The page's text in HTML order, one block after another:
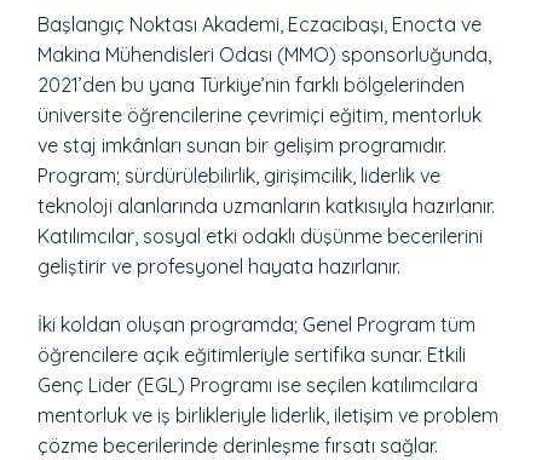
Başlangıç Noktası Akademi, Eczacıbaşı, Enocta ve
Makina Mühendisleri Odası (MMO) sponsorluğunda,
2021’den bu yana Türkiye’nin farklı bölgelerinden
üniversite öğrencilerine çevrimiçi eğitim, mentorluk
ve staj imkânları sunan bir gelişim programıdır.
Program; sürdürülebilirlik, girişimcilik, liderlik ve
teknoloji alanlarında uzmanların katkısıyla hazırlanır.
Katılımcılar, sosyal etki odaklı düşünme becerilerini
geliştirir ve profesyonel hayata hazırlanır.
İki koldan oluşan programda; Genel Program tüm
öğrencilere açık eğitimleriyle sertifika sunar. Etkili
Genç Lider (EGL) Programı ise seçilen katılımcılara
mentorluk ve iş birlikleriyle liderlik, iletişim ve problem
çözme becerilerinde derinleşme fırsatı sağlar.